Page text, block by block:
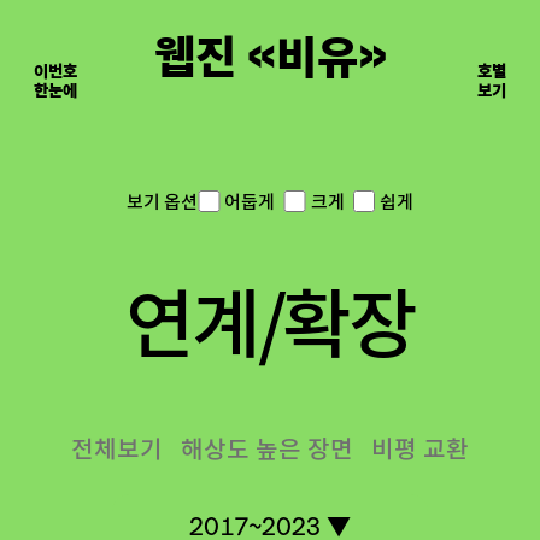
웹진 《비유》
이면의 장면들
이번호
한눈에
호별
보기
보기 옵션 어둡게 크게 쉽게
연계/확장
전체보기 해상도 높은 장면 비평 교환
2017~2023 ▼